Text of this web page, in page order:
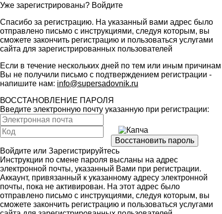
Уже зарегистрированы? Войдите
Спасибо за регистрацию. На указанный вами адрес было
отправлено письмо с инструкциями, следуя которым, вы
сможете закончить регистрацию и пользоваться услугами
сайта для зарегистрированных пользователей
Если в течение нескольких дней по тем или иным причинам
Вы не получили письмо с подтверждением регистрации -
напишите нам: info@supersadovnik.ru
ВОССТАНОВЛЕНИЕ ПАРОЛЯ
Введите электронную почту указанную при регистрации:
Войдите или Зарегистрируйтесь
Инструкции по смене пароля высланы на адрес
электронной почты, указанный Вами при регистрации.
Аккаунт, привязанный к указанному адресу электронной
почты, пока не активирован. На этот адрес было
отправлено письмо с инструкциями, следуя которым, вы
сможете закончить регистрацию и пользоваться услугами